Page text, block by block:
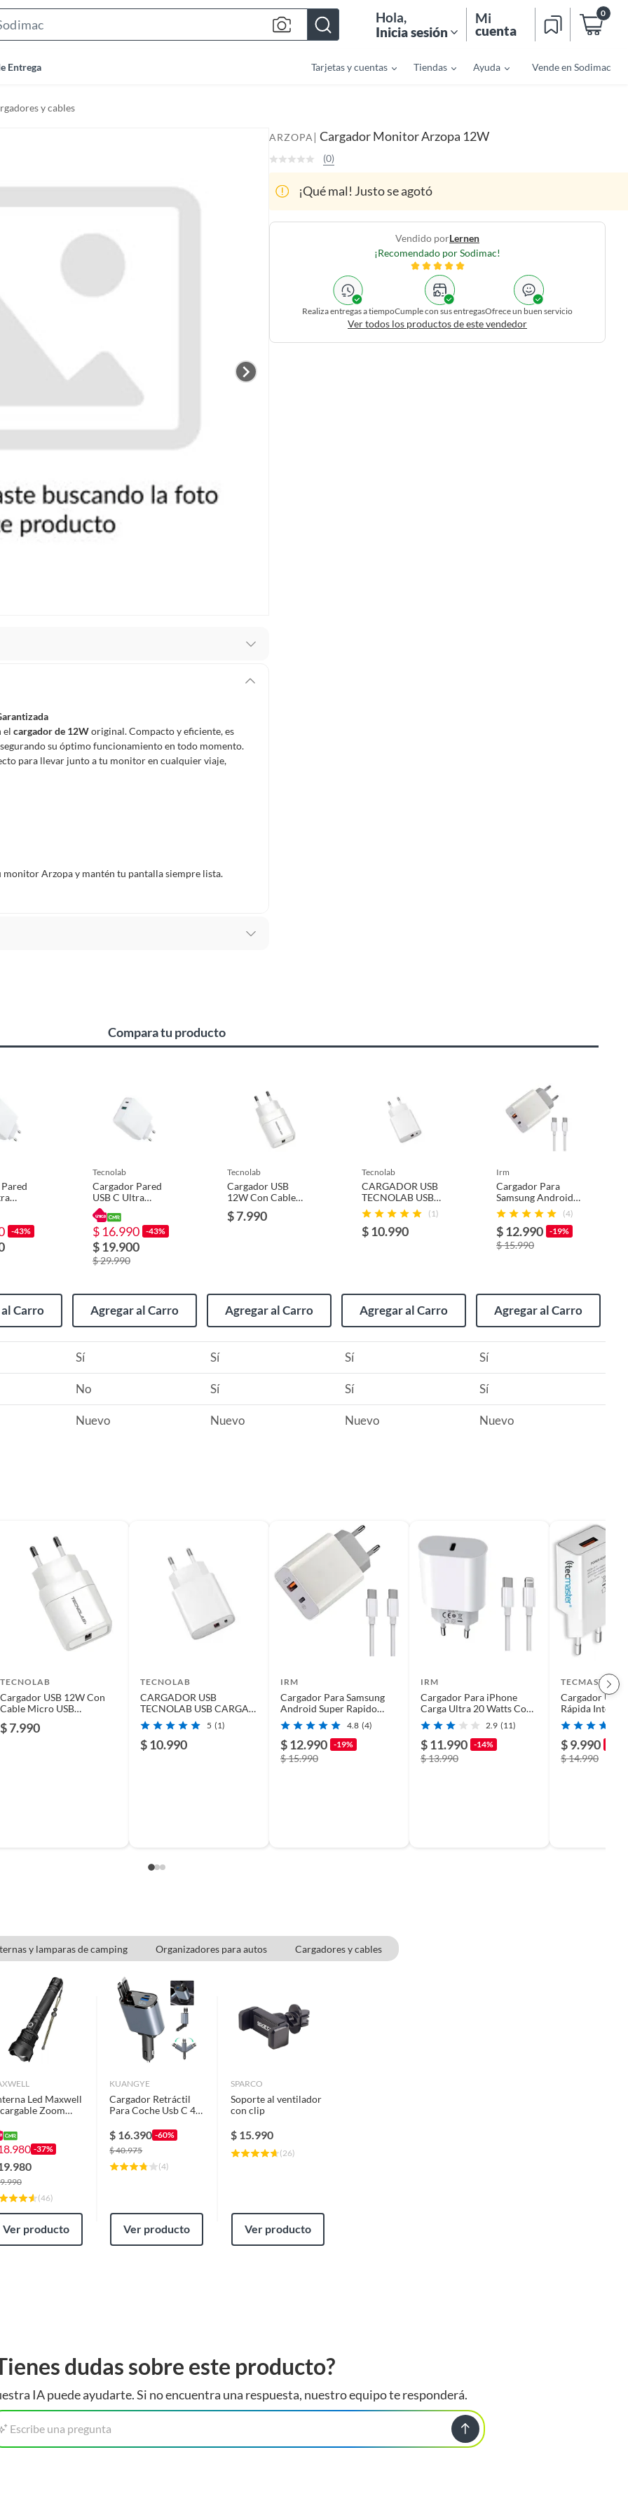
Hola,
Inicia sesión
Mi
cuenta
0
Entrega Tarjetas y cuentas Tiendas Ayuda Vende en Sodimac
y cables
intactos y sin uso, tal como te lo entregamos. Ten
deteriorarse o caducar con rapidez.
electrónica, por ejemplo, cupones de experiencia o
reparados, abiertos, de segunda selección,
el cargador de 12Woriginal. Compacto y eficiente, es
su óptimo funcionamiento en todo momento.
para llevar junto a tu monitor en cualquier viaje,
Arzopa y mantén tu pantalla siempre lista.
ARZOPA | Cargador Monitor Arzopa 12W
(0)
¡Qué mal! Justo se agotó
Vendido porLernen
¡Recomendado por Sodimac!
Realiza entregas a tiempoCumple con sus entregasOfrece un buen servicio
Ver todos los productos de este vendedor
Compara tu producto
+
-43%
Carro
tecnolab
Cargador Pared
USB C Ultra
Rápido 36W
Power Delivery +
USB
$ 16.990 -43%
$ 19.900
$ 29.990
Agregar al Carro
tecnolab
Cargador USB
12W Con Cable
Micro USB
Certificado - PS
$ 7.990
Agregar al Carro
tecnolab
CARGADOR USB
TECNOLAB USB
CARGA RAPIDA +
CABLE TIPO C A
LIGHTNING
(1)
$ 10.990
Agregar al Carro
irm
Cargador Para
Samsung Android
Super Rapido Tipo
C + Usb 35w
(4)
$ 12.990 -19%
$ 15.990
Agregar al Carro
Sí Sí Sí Sí
No Sí Sí Sí
Nuevo Nuevo Nuevo Nuevo
TECNOLAB
Cargador USB 12W Con
Cable Micro USB
$ 7.990
TECNOLAB
CARGADOR USB
TECNOLAB USB CARGA
RAPIDA + CABLE TIPO C
A LIGHTNING BLANCO
5 (1)
$ 10.990
IRM
Cargador Para Samsung
Android Super Rapido
Tipo C + Usb 35w4.8 (4)
$ 12.990 -19%
$ 15.990
IRM
Cargador Para iPhone
Carga Ultra 20 Watts Con
Cable
2.9 (11)
$ 11.990 -14%
$ 13.990
TECMASTER
Cargador
Rápida
con CERT SEC
$ 9.990
$ 14.990
y lamparas de camping Organizadores para autos Cargadores y cables
Led Maxwell
Zoom
-37%
(46)
Ver producto
KUANGYE
Cargador Retráctil
Para Coche Usb C 4
$ 16.390 -60%
$40.975
(4)
Ver producto
SPARCO
Soporte al ventilador
con clip
$ 15.990
(26)
Ver producto
dudas sobre este producto?
IA puede ayudarte. Si no encuentra una respuesta, nuestro equipo te responderá.
Escribe una pregunta